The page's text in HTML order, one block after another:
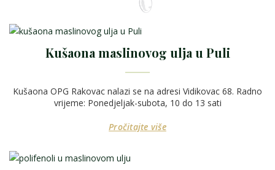
Kušaona maslinovog ulja u Puli
Kušaona OPG Rakovac nalazi se na adresi Vidikovac 68. Radno
vrijeme: Ponedjeljak-subota, 10 do 13 sati
Pročitajte više